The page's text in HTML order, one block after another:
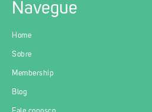
Navegue
Home
Sobre
Membership
Blog